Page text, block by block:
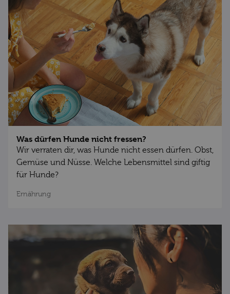
Was dürfen Hunde nicht fressen?
Wir verraten dir, was Hunde nicht essen dürfen. Obst,
Gemüse und Nüsse. Welche Lebensmittel sind giftig
für Hunde?
Ernährung